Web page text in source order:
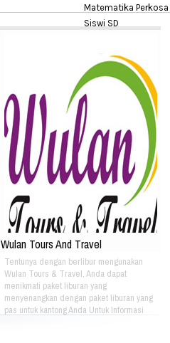
Matematika Perkosa
Siswi SD
Wulan Tours And Travel
Tentunya dengan berlibur mengunakan
Wulan Tours & Travel, Anda dapat
menikmati paket liburan yang
menyenangkan dengan paket liburan yang
pas untuk kantong Anda Untuk Informasi